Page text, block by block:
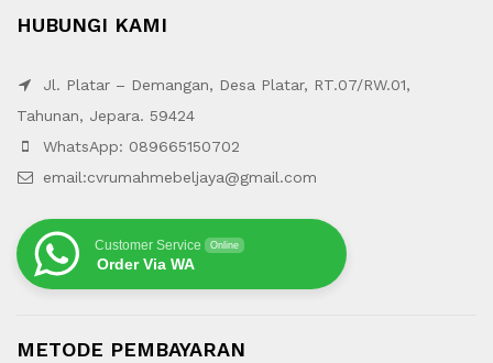
HUBUNGI KAMI
Jl. Platar – Demangan, Desa Platar, RT.07/RW.01,
Tahunan, Jepara. 59424
WhatsApp: 089665150702
email:cvrumahmebeljaya@gmail.com
Customer Service Online
Order Via WA
METODE PEMBAYARAN